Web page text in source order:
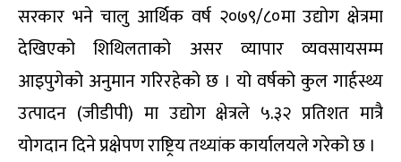
सरकार भने चालु आर्थिक वर्ष २०७९/८०मा उद्योग क्षेत्रमा
देखिएको शिथिलताको असर व्यापार व्यवसायसम्म
आइपुगेको अनुमान गरिरहेको छ । यो वर्षको कुल गार्हस्थ्य
उत्पादन (जीडीपी) मा उद्योग क्षेत्रले ५.३२ प्रतिशत मात्रै
योगदान दिने प्रक्षेपण राष्ट्रिय तथ्यांक कार्यालयले गरेको छ ।